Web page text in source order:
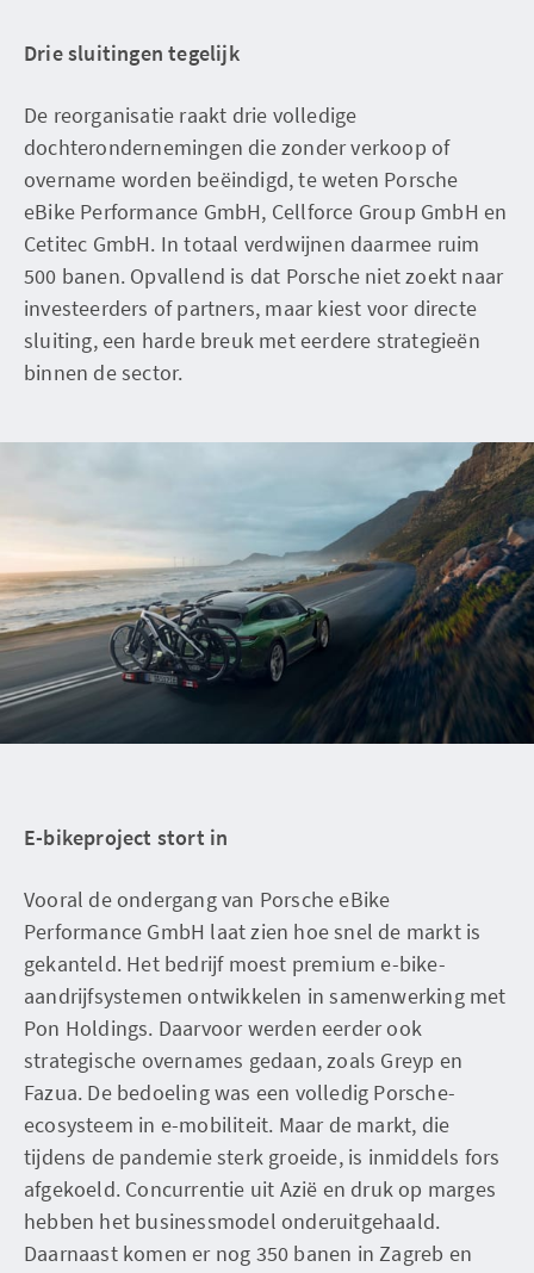
Drie sluitingen tegelijk
De reorganisatie raakt drie volledige
dochterondernemingen die zonder verkoop of
overname worden beëindigd, te weten Porsche
eBike Performance GmbH, Cellforce Group GmbH en
Cetitec GmbH. In totaal verdwijnen daarmee ruim
500 banen. Opvallend is dat Porsche niet zoekt naar
investeerders of partners, maar kiest voor directe
sluiting, een harde breuk met eerdere strategieën
binnen de sector.
E-bikeproject stort in
Vooral de ondergang van Porsche eBike
Performance GmbH laat zien hoe snel de markt is
gekanteld. Het bedrijf moest premium e-bike-
aandrijfsystemen ontwikkelen in samenwerking met
Pon Holdings. Daarvoor werden eerder ook
strategische overnames gedaan, zoals Greyp en
Fazua. De bedoeling was een volledig Porsche-
ecosysteem in e-mobiliteit. Maar de markt, die
tijdens de pandemie sterk groeide, is inmiddels fors
afgekoeld. Concurrentie uit Azië en druk op marges
hebben het businessmodel onderuitgehaald.
Daarnaast komen er nog 350 banen in Zagreb en